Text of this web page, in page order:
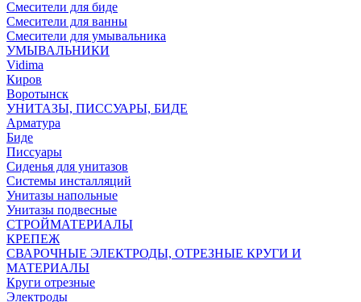
Смесители для биде
Смесители для ванны
Смесители для умывальника
УМЫВАЛЬНИКИ
Vidima
Киров
Воротынск
УНИТАЗЫ, ПИССУАРЫ, БИДЕ
Арматура
Биде
Писсуары
Сиденья для унитазов
Системы инсталляций
Унитазы напольные
Унитазы подвесные
СТРОЙМАТЕРИАЛЫ
КРЕПЕЖ
СВАРОЧНЫЕ ЭЛЕКТРОДЫ, ОТРЕЗНЫЕ КРУГИ И
МАТЕРИАЛЫ
Круги отрезные
Электроды